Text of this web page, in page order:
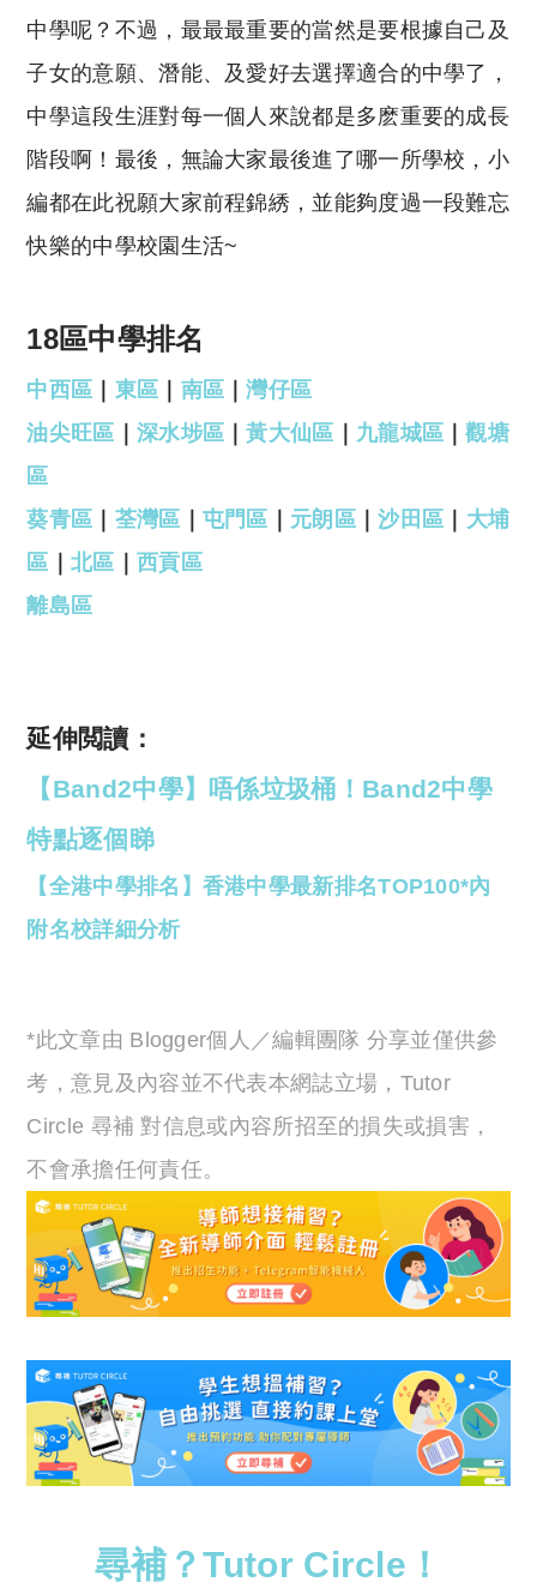
中學呢？不過，最最最重要的當然是要根據自己及
子女的意願、潛能、及愛好去選擇適合的中學了，
中學這段生涯對每一個人來說都是多麽重要的成長
階段啊！最後，無論大家最後進了哪一所學校，小
編都在此祝願大家前程錦綉，並能夠度過一段難忘
快樂的中學校園生活~
18區中學排名
中西區 東區 南區 ｜灣仔區
油尖旺區
深水埗區 ｜黃大仙區 九龍城區 ｜觀塘
區
葵青區
荃灣區 屯門區 元朗區｜沙田區
大埔
區 ｜北區
西貢區
離島區
延伸閲讀：
【Band2中學】唔係垃圾桶！Band2中學
特點逐個睇
【全港中學排名】香港中學最新排名TOP100*內
附名校詳細分析
*此文章由 Blogger個人／編輯團隊 分享並僅供參
考，意見及內容並不代表本網誌立場，Tutor
Circle 尋補 對信息或內容所招至的損失或損害，
不會承擔任何責任。
尋補？Tutor Circle！